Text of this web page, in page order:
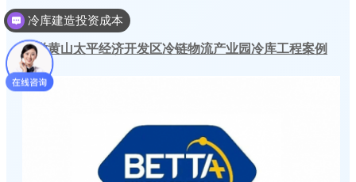
安徽黄山太平经济开发区冷链物流产业园冷库工程案例
冷库建造投资成本